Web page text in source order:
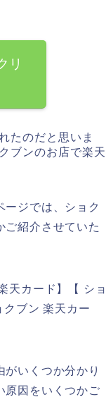
リ
たのだと思いま
ブンのお店で楽天
ージでは、ショク
ご紹介させていた
天カード】【 ショ
ブン 楽天カー
いくつか分かり
原因をいくつかご